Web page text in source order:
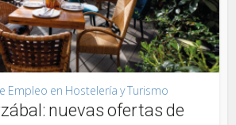
Empleo en Hostelería y Turismo
nuevas ofertas de